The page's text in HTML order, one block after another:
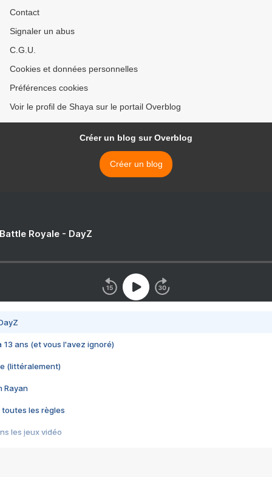
Contact
Signaler un abus
C.G.U.
Cookies et données personnelles
Préférences cookies
Voir le profil de Shaya sur le portail Overblog
Créer un blog sur Overblog
Créer un blog
Royale - DayZ
13 ans (et vous l'avez ignoré)
(littéralement)
Rayan
toutes les règles
les jeux vidéo